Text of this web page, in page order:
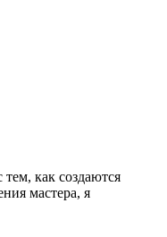
тем, как создаются
мастера, я